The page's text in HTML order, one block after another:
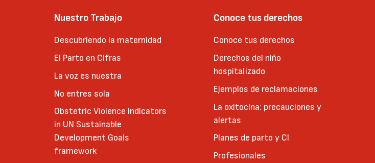
Nuestro Trabajo
Descubriendo la maternidad
El Parto en Cifras
La voz es nuestra
No entres sola
Obstetric Violence Indicators
in UN Sustainable
Development Goals
framework
Conoce tus derechos
Conoce tus derechos
Derechos del niño
hospitalizado
Ejemplos de reclamaciones
La oxitocina: precauciones y
alertas
Planes de parto y CI
Profesionales